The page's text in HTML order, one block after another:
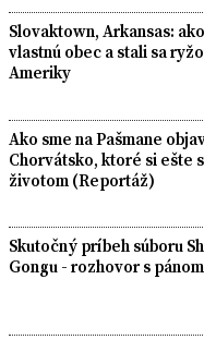
Slovaktown, Arkansas:
vlastnú obec a stali sa
Ameriky
Ako sme na Pašmane
Chorvátsko, ktoré si ešte
životom (Reportáž)
Skutočný príbeh súboru
Gongu - rozhovor s